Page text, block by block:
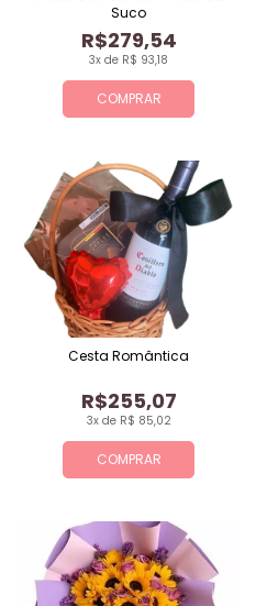
COMPRAR
3x de R$ 93,18
R$279,54
Suco
COMPRAR
3x de R$ 85,02
R$255,07
Cesta Romântica